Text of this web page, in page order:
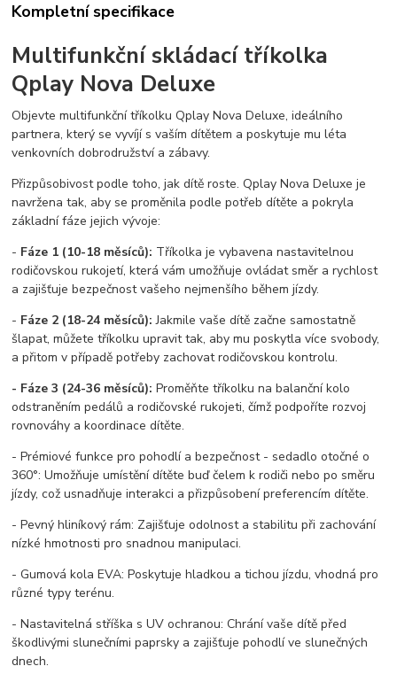
Kompletní specifikace
Multifunkční skládací tříkolka
Qplay Nova Deluxe
Objevte multifunkční tříkolku Qplay Nova Deluxe, ideálního
partnera, který se vyvíjí s vaším dítětem a poskytuje mu léta
venkovních dobrodružství a zábavy.
Přizpůsobivost podle toho, jak dítě roste. Qplay Nova Deluxe je
navržena tak, aby se proměnila podle potřeb dítěte a pokryla
základní fáze jejich vývoje:
- Fáze 1 (10-18 měsíců): Tříkolka je vybavena nastavitelnou
rodičovskou rukojetí, která vám umožňuje ovládat směr a rychlost
a zajišťuje bezpečnost vašeho nejmenšího během jízdy.
- Fáze 2 (18-24 měsíců): Jakmile vaše dítě začne samostatně
šlapat, můžete tříkolku upravit tak, aby mu poskytla více svobody,
a přitom v případě potřeby zachovat rodičovskou kontrolu.
- Fáze 3 (24-36 měsíců): Proměňte tříkolku na balanční kolo
odstraněním pedálů a rodičovské rukojeti, čímž podpoříte rozvoj
rovnováhy a koordinace dítěte.
- Prémiové funkce pro pohodlí a bezpečnost - sedadlo otočné o
360°: Umožňuje umístění dítěte buď čelem k rodiči nebo po směru
jízdy, což usnadňuje interakci a přizpůsobení preferencím dítěte.
- Pevný hliníkový rám: Zajišťuje odolnost a stabilitu při zachování
nízké hmotnosti pro snadnou manipulaci.
- Gumová kola EVA: Poskytuje hladkou a tichou jízdu, vhodná pro
různé typy terénu.
- Nastavitelná stříška s UV ochranou: Chrání vaše dítě před
škodlivými slunečními paprsky a zajišťuje pohodlí ve slunečných
dnech.